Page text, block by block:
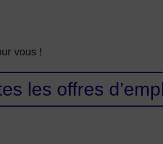
vous !
les offres